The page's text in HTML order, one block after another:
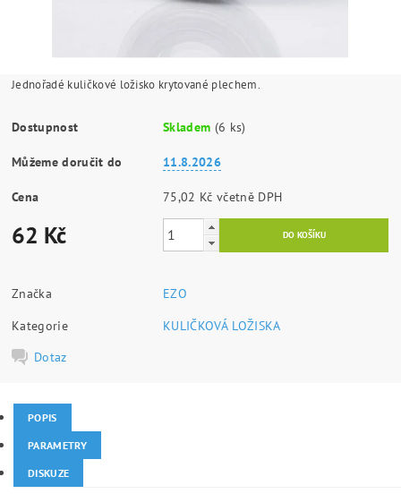
Jednořadé kuličkové ložisko krytované plechem.
Dostupnost Skladem (6 ks)
Můžeme doručit do 11.8.2026
Cena 75,02 Kč včetně DPH
62 Kč
Značka
EZO
Kategorie
KULIČKOVÁ LOŽISKA
Dotaz
POPIS
PARAMETRY
DISKUZE